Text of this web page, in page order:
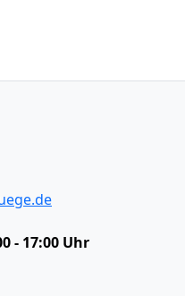
- 17:00 Uhr